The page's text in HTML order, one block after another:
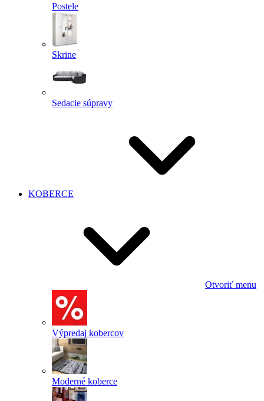
Postele
Skrine
Sedacie súpravy
KOBERCE
Otvoriť menu
Výpredaj kobercov
Moderné koberce